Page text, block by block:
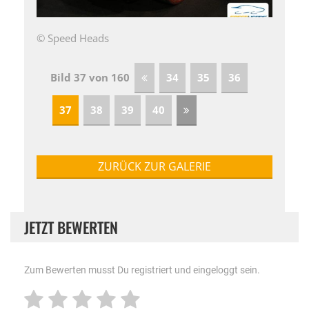
© Speed Heads
Bild 37 von 160 34 35 36
37 38 39 40
ZURÜCK ZUR GALERIE
JETZT BEWERTEN
Zum Bewerten musst Du registriert und eingeloggt sein.